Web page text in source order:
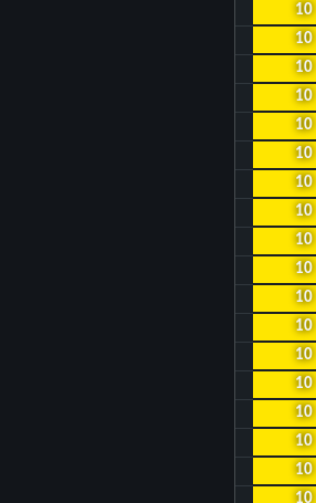
10
10
10
10
10
10
10
10
10
10
10
10
10
10
10
10
10
10